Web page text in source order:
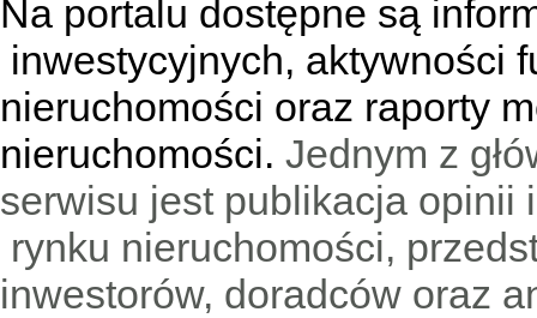
Na portalu dostępne są
inwestycyjnych, aktywności
nieruchomości oraz raporty
nieruchomości. Jednym z
serwisu jest publikacja
rynku nieruchomości,
inwestorów, doradców oraz